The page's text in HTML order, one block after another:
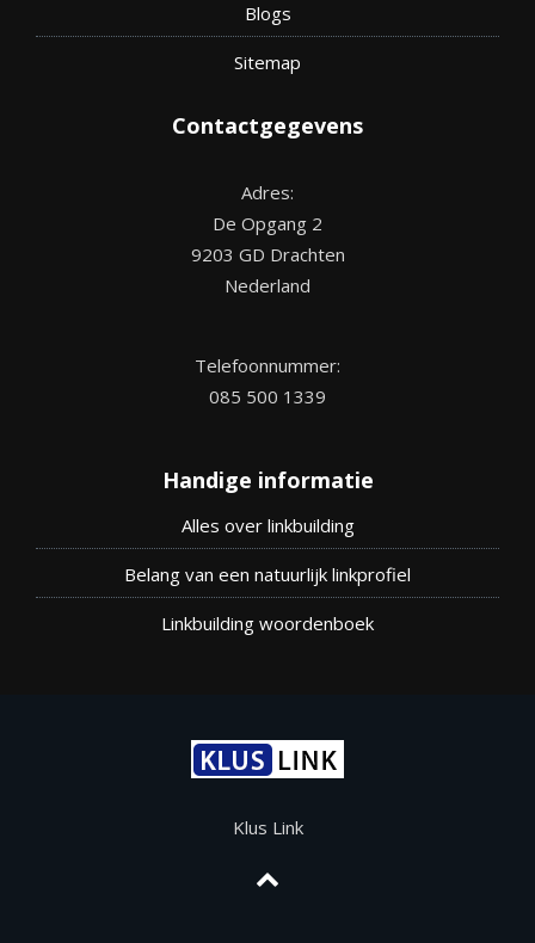
Blogs
Sitemap
Contactgegevens
Adres:
De Opgang 2
9203 GD Drachten
Nederland
Telefoonnummer:
085 500 1339
Handige informatie
Alles over linkbuilding
Belang van een natuurlijk linkprofiel
Linkbuilding woordenboek
Klus Link